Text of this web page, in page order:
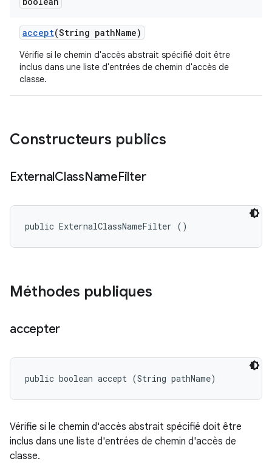
accept(String pathName)
Vérifie si le chemin d'accès abstrait spécifié doit être
inclus dans une liste d'entrées de chemin d'accès de
classe.
Constructeurs publics
ExternalClassNameFilter
public ExternalClassNameFilter ()
Méthodes publiques
accepter
public boolean accept (String pathName)
Vérifie si le chemin d'accès abstrait spécifié doit être
inclus dans une liste d'entrées de chemin d'accès de
classe.